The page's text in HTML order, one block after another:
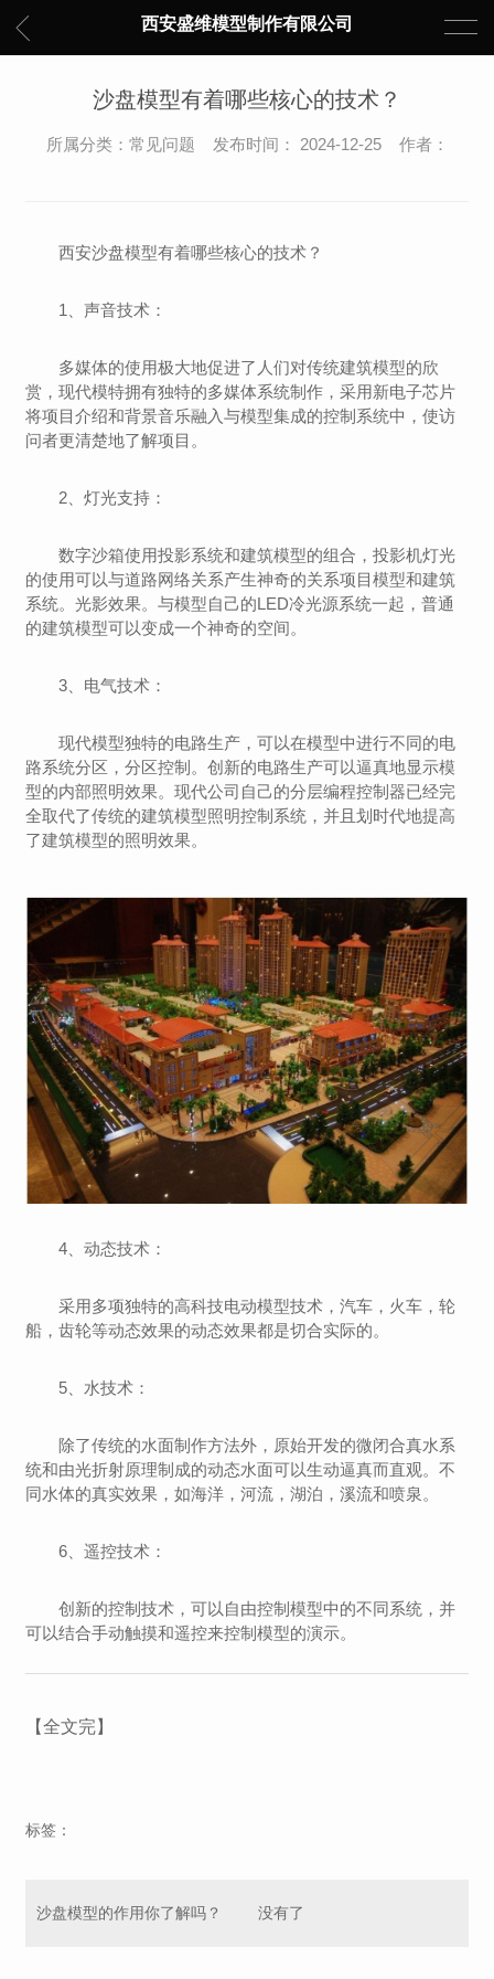
西安盛维模型制作有限公司
沙盘模型有着哪些核心的技术？
所属分类：常见问题 发布时间： 2024-12-25 作者：
西安沙盘模型有着哪些核心的技术？
1、声音技术：
多媒体的使用极大地促进了人们对传统建筑模型的欣
赏，现代模特拥有独特的多媒体系统制作，采用新电子芯片
将项目介绍和背景音乐融入与模型集成的控制系统中，使访
问者更清楚地了解项目。
2、灯光支持：
数字沙箱使用投影系统和建筑模型的组合，投影机灯光
的使用可以与道路网络关系产生神奇的关系项目模型和建筑
系统。光影效果。与模型自己的LED冷光源系统一起，普通
的建筑模型可以变成一个神奇的空间。
3、电气技术：
现代模型独特的电路生产，可以在模型中进行不同的电
路系统分区，分区控制。创新的电路生产可以逼真地显示模
型的内部照明效果。现代公司自己的分层编程控制器已经完
全取代了传统的建筑模型照明控制系统，并且划时代地提高
了建筑模型的照明效果。
4、动态技术：
采用多项独特的高科技电动模型技术，汽车，火车，轮
船，齿轮等动态效果的动态效果都是切合实际的。
5、水技术：
除了传统的水面制作方法外，原始开发的微闭合真水系
统和由光折射原理制成的动态水面可以生动逼真而直观。不
同水体的真实效果，如海洋，河流，湖泊，溪流和喷泉。
6、遥控技术：
创新的控制技术，可以自由控制模型中的不同系统，并
可以结合手动触摸和遥控来控制模型的演示。
【全文完】
标签：
沙盘模型的作用你了解吗？ 没有了